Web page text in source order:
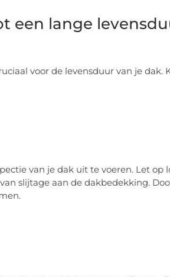
een lange
voor de levensduur van je dak.
van je dak uit te voeren. Let op
slijtage aan de dakbedekking.